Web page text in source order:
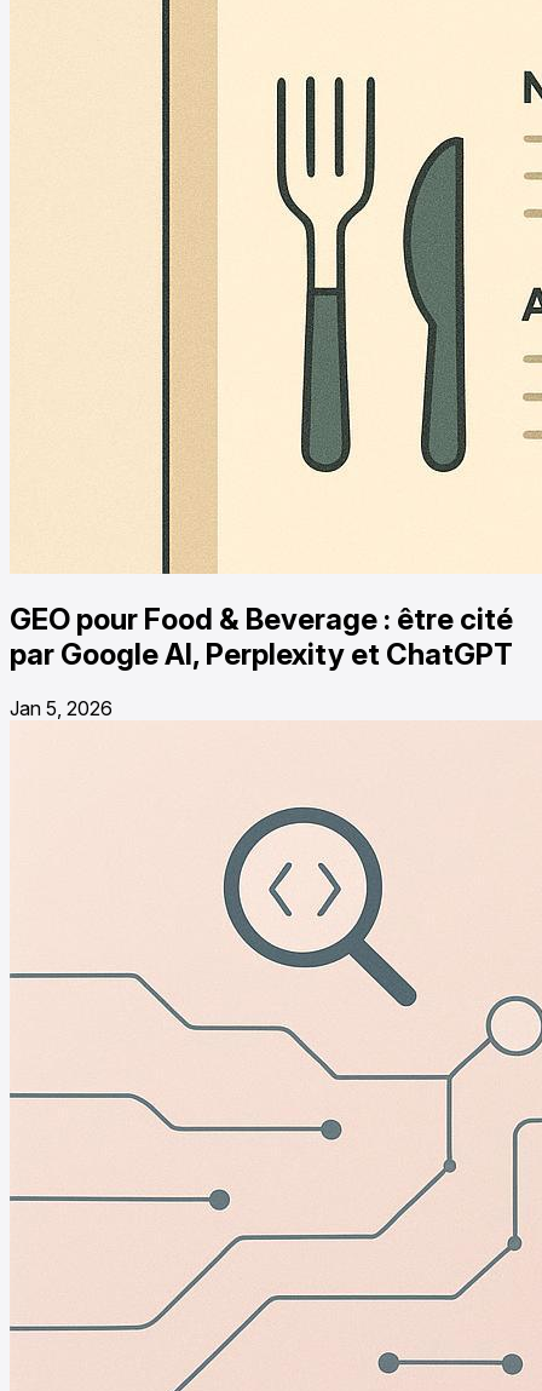
GEO pour Food & Beverage : être cité
par Google AI, Perplexity et ChatGPT
Jan 5, 2026